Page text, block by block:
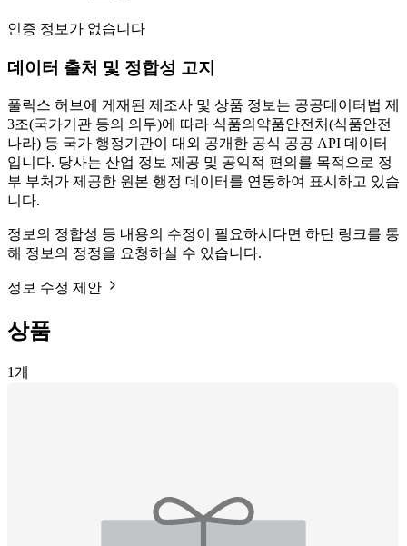
인증 정보가 없습니다
데이터 출처 및 정합성 고지
풀릭스 허브에 게재된 제조사 및 상품 정보는 공공데이터법 제
3조(국가기관 등의 의무)에 따라 식품의약품안전처(식품안전
나라) 등 국가 행정기관이 대외 공개한 공식 공공 API 데이터
입니다. 당사는 산업 정보 제공 및 공익적 편의를 목적으로 정
부 부처가 제공한 원본 행정 데이터를 연동하여 표시하고 있습
니다.
정보의 정합성 등 내용의 수정이 필요하시다면 하단 링크를 통
해 정보의 정정을 요청하실 수 있습니다.
정보 수정 제안
상품
1개